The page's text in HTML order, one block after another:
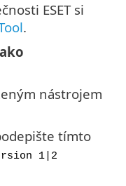
ESET si
.
nástrojem
tímto
1|2